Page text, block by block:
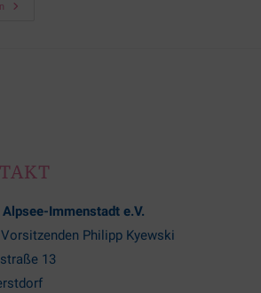
Immenstadt e.V.
Philipp Kyewski
13